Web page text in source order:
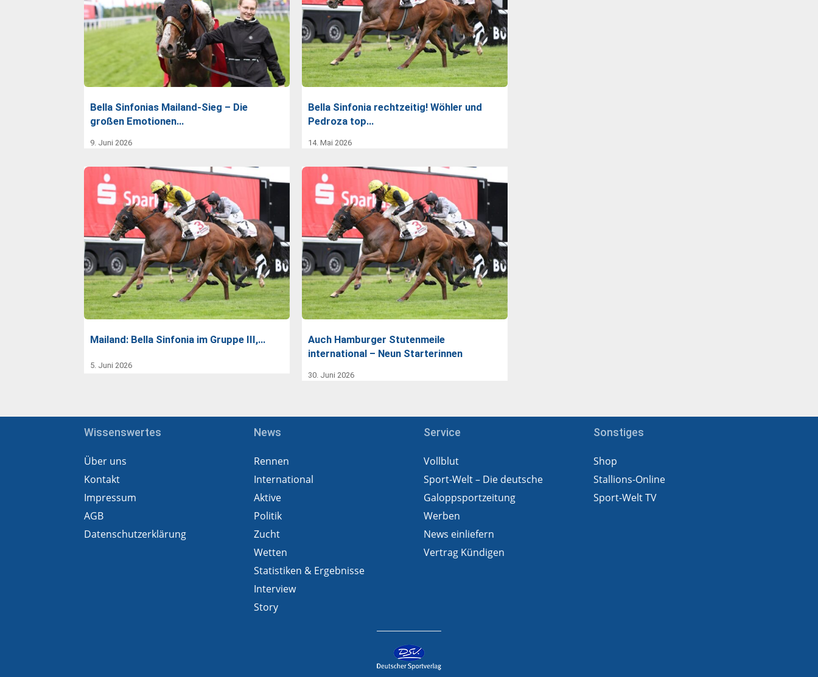
Bella Sinfonias Mailand-Sieg – Die
großen Emotionen…
9. Juni 2026
Bella Sinfonia rechtzeitig! Wöhler und
Pedroza top…
14. Mai 2026
Mailand: Bella Sinfonia im Gruppe III,…
5. Juni 2026
Auch Hamburger Stutenmeile
international – Neun Starterinnen
30. Juni 2026
Wissenswertes
Über uns
Kontakt
Impressum
AGB
Datenschutzerklärung
News
Rennen
International
Aktive
Politik
Zucht
Wetten
Statistiken & Ergebnisse
Interview
Story
Service
Vollblut
Sport-Welt – Die deutsche
Galoppsportzeitung
Werben
News einliefern
Vertrag Kündigen
Sonstiges
Shop
Stallions-Online
Sport-Welt TV